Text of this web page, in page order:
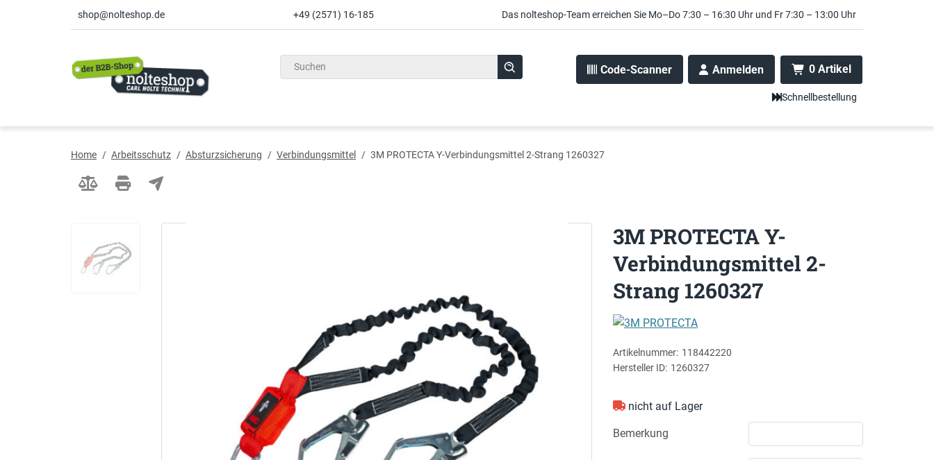
shop@nolteshop.de +49 (2571) 16-185 Das nolteshop-Team erreichen Sie Mo–Do 7:30 – 16:30 Uhr und Fr 7:30 – 13:00 Uhr
Code-Scanner Anmelden 0 Artikel
Schnellbestellung
Home / Arbeitsschutz / Absturzsicherung / Verbindungsmittel / 3M PROTECTA Y-Verbindungsmittel 2-Strang 1260327
3M PROTECTA Y-
Verbindungsmittel 2-
Strang 1260327
3M PROTECTA
Artikelnummer: 118442220
Hersteller ID: 1260327
nicht auf Lager
Bemerkung